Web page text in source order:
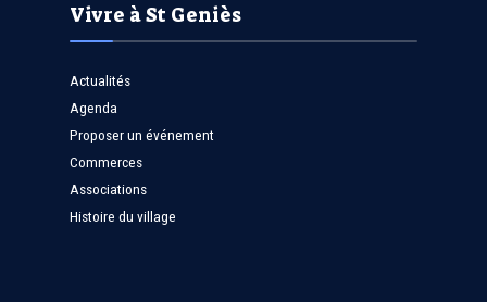
Vivre à St Geniès
Actualités
Agenda
Proposer un événement
Commerces
Associations
Histoire du village